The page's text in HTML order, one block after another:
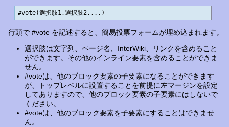
#vote(選択肢1,選択肢2,...)
行頭で #vote を記述すると、簡易投票フォームが埋め込まれます。
選択肢は文字列、ページ名、InterWiki、リンクを含めること
ができます。その他のインライン要素を含めることができま
せん。
#voteは、他のブロック要素の子要素になることができます
が、トップレベルに設置することを前提に左マージンを設定
してありますので、他のブロック要素の子要素にはしないで
ください。
#voteは、他のブロック要素を子要素にすることはできませ
ん。